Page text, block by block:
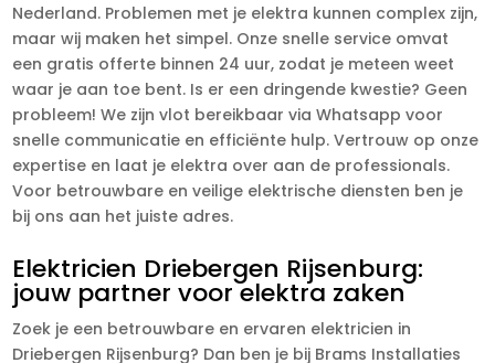
Nederland. Problemen met je elektra kunnen complex zijn,
maar wij maken het simpel. Onze snelle service omvat
een gratis offerte binnen 24 uur, zodat je meteen weet
waar je aan toe bent. Is er een dringende kwestie? Geen
probleem! We zijn vlot bereikbaar via Whatsapp voor
snelle communicatie en efficiënte hulp. Vertrouw op onze
expertise en laat je elektra over aan de professionals.
Voor betrouwbare en veilige elektrische diensten ben je
bij ons aan het juiste adres.
Elektricien Driebergen Rijsenburg:
jouw partner voor elektra zaken
Zoek je een betrouwbare en ervaren elektricien in
Driebergen Rijsenburg? Dan ben je bij Brams Installaties